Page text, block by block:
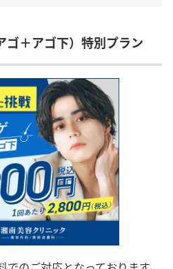
ゴ＋アゴ下）特別プラン